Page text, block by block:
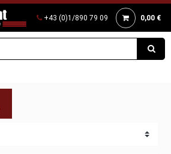
+43 (0)1/890 79 09 0,00 €